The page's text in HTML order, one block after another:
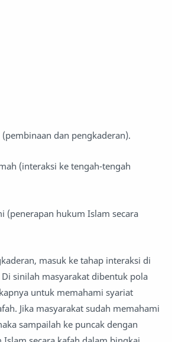
(pembinaan dan pengkaderan).
(interaksi ke tengah-tengah
(penerapan hukum Islam secara
masuk ke tahap interaksi di
sinilah masyarakat dibentuk pola
untuk memahami syariat
Jika masyarakat sudah memahami
sampailah ke puncak dengan